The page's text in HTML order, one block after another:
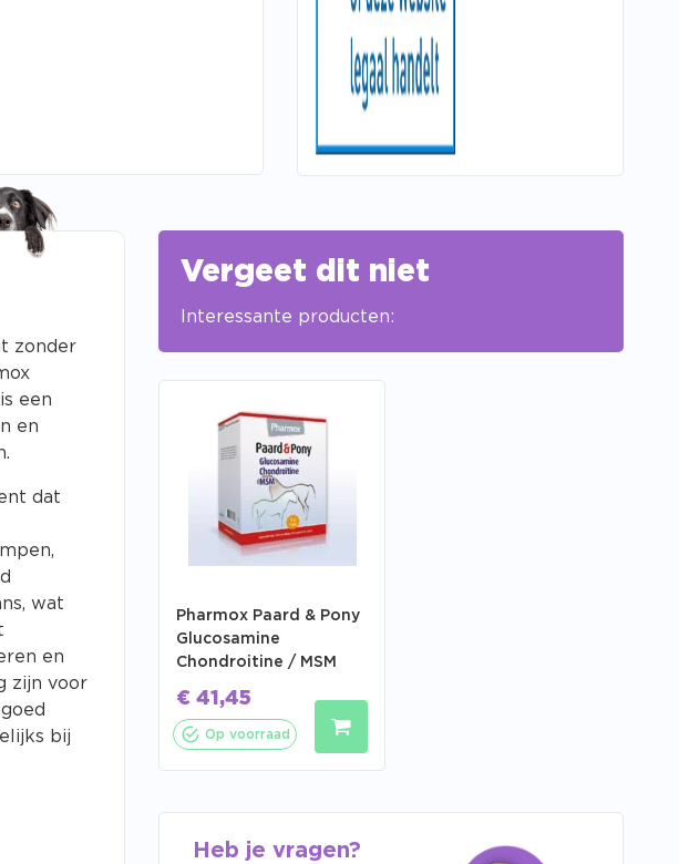
zonder
een
en
dat
wat
en
zijn voor
bij
Vergeet dit niet
Interessante producten:
Pharmox Paard & Pony
Glucosamine
Chondroitine / MSM
€ 41,45
Op voorraad
Heb je vragen?